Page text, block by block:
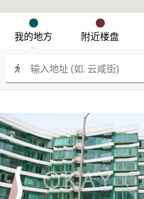
我的地方 附近楼盘